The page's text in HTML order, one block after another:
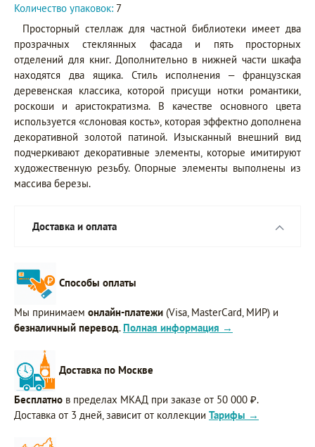
Количество упаковок: 7
Просторный стеллаж для частной библиотеки имеет два
прозрачных стеклянных фасада и пять просторных
отделений для книг. Дополнительно в нижней части шкафа
находятся два ящика. Стиль исполнения – французская
деревенская классика, которой присущи нотки романтики,
роскоши и аристократизма. В качестве основного цвета
используется «слоновая кость», которая эффектно дополнена
декоративной золотой патиной. Изысканный внешний вид
подчеркивают декоративные элементы, которые имитируют
художественную резьбу. Опорные элементы выполнены из
массива березы.
Доставка и оплата
Способы оплаты
Мы принимаем онлайн-платежи (Visa, MasterCard, МИР) и
безналичный перевод. Полная информация →
Доставка по Москве
Бесплатно в пределах МКАД при заказе от 50 000 ₽.
Доставка от 3 дней, зависит от коллекции Тарифы →